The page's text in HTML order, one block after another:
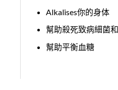
Alkalises你的身体
幫助殺死致病細菌
幫助平衡血糖